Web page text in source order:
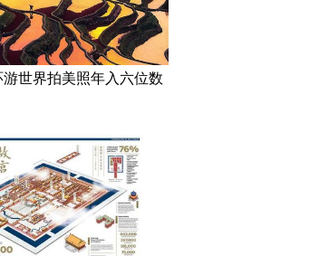
世界拍美照年入六位数